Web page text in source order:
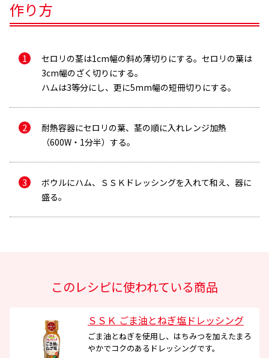
作り方
セロリの茎は1cm幅の斜め薄切りにする。セロリの葉は
3cm幅のざく切りにする。
ハムは3等分にし、更に5mm幅の短冊切りにする。
耐熱容器にセロリの葉、茎の順に入れレンジ加熱
（600W・1分半）する。
ボウルにハム、ＳＳＫドレッシングを入れて和え、器に
盛る。
このレシピに使われている商品
ＳＳＫ ごま油とねぎ塩ドレッシング
ごま油とねぎを使用し、はちみつを加えたまろ
やかでコクのあるドレッシングです。